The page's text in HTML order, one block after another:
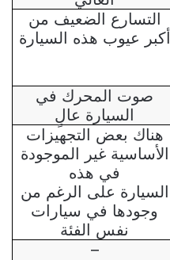
التسارع الضعيف من
أكبر عيوب هذه السيارة
صوت المحرك في
السيارة عالٍ
هناك بعض التجهيزات
الأساسية غير الموجودة
في هذه
السيارة على الرغم من
وجودها في سيارات
نفس الفئة
–